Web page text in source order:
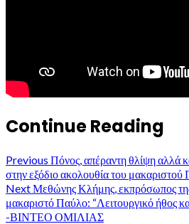
Continue Reading
Previous Πόνος, απέραντη θλίψη αλλά
στην εξόδιο ακολουθία του
NextΜεθώνης Κλήμης, εκπρόσωπος
μακαριστό Παύλο: “Λειτουργικό ήθος
-ΒΙΝΤΕΟ ΟΜΙΛΙΑΣ